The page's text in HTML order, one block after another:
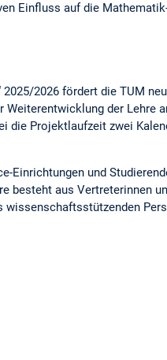
Einfluss auf die
2026 fördert die TUM
Weiterentwicklung der Lehre
die Projektlaufzeit zwei
Einrichtungen und
besteht aus Vertreterinnen
wissenschaftsstützenden